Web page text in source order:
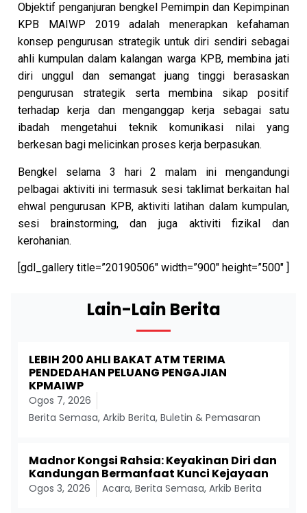
Objektif penganjuran bengkel Pemimpin dan Kepimpinan
KPB MAIWP 2019 adalah menerapkan kefahaman
konsep pengurusan strategik untuk diri sendiri sebagai
ahli kumpulan dalam kalangan warga KPB, membina jati
diri unggul dan semangat juang tinggi berasaskan
pengurusan strategik serta membina sikap positif
terhadap kerja dan menganggap kerja sebagai satu
ibadah mengetahui teknik komunikasi nilai yang
berkesan bagi melicinkan proses kerja berpasukan.
Bengkel selama 3 hari 2 malam ini mengandungi
pelbagai aktiviti ini termasuk sesi taklimat berkaitan hal
ehwal pengurusan KPB, aktiviti latihan dalam kumpulan,
sesi brainstorming, dan juga aktiviti fizikal dan
kerohanian.
[gdl_gallery title=”20190506″ width=”900″ height=”500″ ]
Lain-Lain Berita
LEBIH 200 AHLI BAKAT ATM TERIMA
PENDEDAHAN PELUANG PENGAJIAN
KPMAIWP
Ogos 7, 2026
Berita Semasa, Arkib Berita, Buletin & Pemasaran
Madnor Kongsi Rahsia: Keyakinan Diri dan
Kandungan Bermanfaat Kunci Kejayaan
Ogos 3, 2026 Acara, Berita Semasa, Arkib Berita